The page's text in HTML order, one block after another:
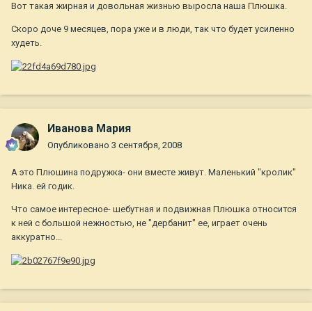
Вот такая жирная и довольная жизнью выросла наша Плюшка.
Скоро доче 9 месяцев, пора уже и в люди, так что будет усиленно
худеть.
Иванова Мария
Опубликовано 3 сентября, 2008
А это Плюшина подружка- они вместе живут. Маленький "кролик"
Ника. ей годик.
Что самое интересное- шебутная и подвижная Плюшка относится
к ней с большой нежностью, не "дербанит" ее, играет очень
аккуратно...